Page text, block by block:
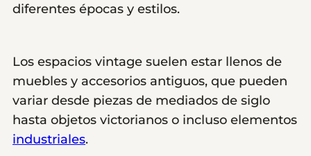
diferentes épocas y estilos.
Los espacios vintage suelen estar llenos de
muebles y accesorios antiguos, que pueden
variar desde piezas de mediados de siglo
hasta objetos victorianos o incluso elementos
industriales.